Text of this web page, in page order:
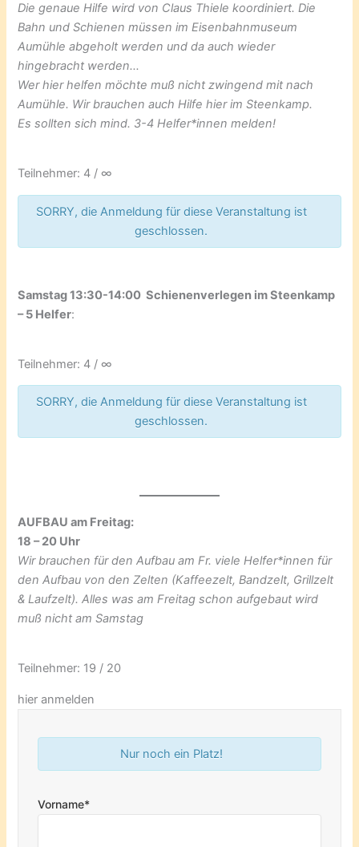
Die genaue Hilfe wird von Claus Thiele koordiniert. Die
Bahn und Schienen müssen im Eisenbahnmuseum
Aumühle abgeholt werden und da auch wieder
hingebracht werden…
Wer hier helfen möchte muß nicht zwingend mit nach
Aumühle. Wir brauchen auch Hilfe hier im Steenkamp.
Es sollten sich mind. 3-4 Helfer*innen melden!
Teilnehmer: 4 / ∞
SORRY, die Anmeldung für diese Veranstaltung ist
geschlossen.
Samstag 13:30-14:00 Schienenverlegen im Steenkamp
– 5 Helfer:
Teilnehmer: 4 / ∞
SORRY, die Anmeldung für diese Veranstaltung ist
geschlossen.
AUFBAU am Freitag:
18 – 20 Uhr
Wir brauchen für den Aufbau am Fr. viele Helfer*innen für
den Aufbau von den Zelten (Kaffeezelt, Bandzelt, Grillzelt
& Laufzelt). Alles was am Freitag schon aufgebaut wird
muß nicht am Samstag
Teilnehmer: 19 / 20
hier anmelden
Nur noch ein Platz!
Vorname*